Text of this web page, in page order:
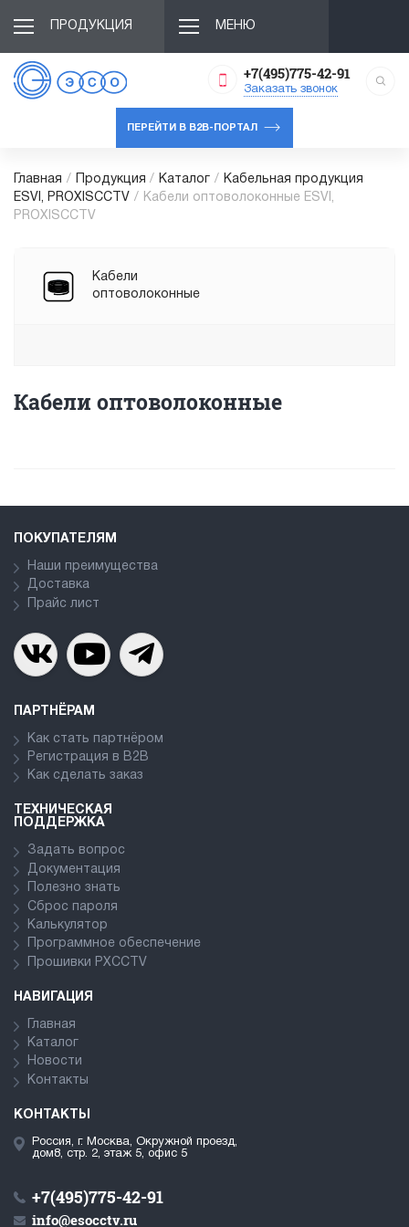
ПРОДУКЦИЯ МЕНЮ
+7(495)775-42-91
Заказать звонок
ПЕРЕЙТИ В B2B-ПОРТАЛ
Главная / Продукция / Каталог /
Кабельная продукция
ESVI, PROXISCCTV /
Кабели оптоволоконные ESVI,
PROXISCCTV
Кабели
оптоволоконные
Кабели оптоволоконные
ПОКУПАТЕЛЯМ
Наши преимущества
Доставка
Прайс лист
ПАРТНЁРАМ
Как стать партнёром
Регистрация в В2В
Как сделать заказ
ТЕХНИЧЕСКАЯ
ПОДДЕРЖКА
Задать вопрос
Документация
Полезно знать
Сброс пароля
Калькулятор
Программное обеспечение
Прошивки PXCCTV
НАВИГАЦИЯ
Главная
Каталог
Новости
Контакты
КОНТАКТЫ
Россия, г. Москва, Окружной проезд,
дом8, стр. 2, этаж 5, офис 5
+7(495)775-42-91
info@esocctv.ru